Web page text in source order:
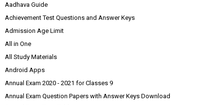
Aadhava Guide
Achievement Test Questions and Answer Keys
Admission Age Limit
All in One
All Study Materials
Android Apps
Annual Exam 2020 - 2021 for Classes 9
Annual Exam Question Papers with Answer Keys Download